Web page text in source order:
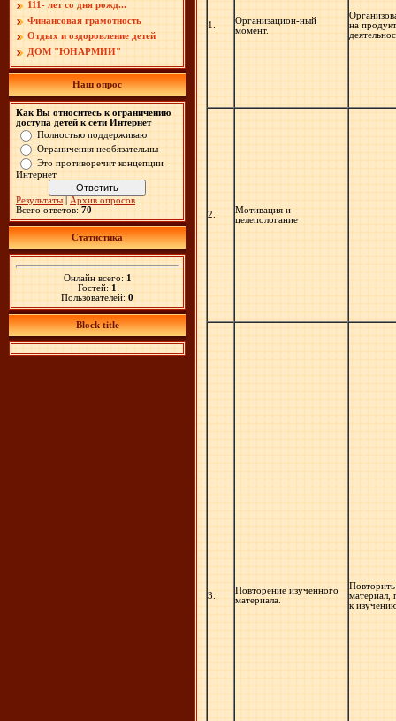
111- лет со дня рожд...
Финансовая грамотность
Отдых и оздоровление детей
ДОМ "ЮНАРМИИ"
Наш опрос
Как Вы относитесь к ограничению
доступа детей к сети Интернет
Полностью поддерживаю
Ограничения необязательны
Это противоречит концепции
Интернет
Результаты
Архив опросов
Всего ответов: 70
Статистика
Онлайн всего: 1
Гостей: 1
Пользователей: 0
Block title
1.
Организацион-ный
момент.
на
2.
Мотивация и
целепологание
3.
Повторение изученного
материала.
материал,
к